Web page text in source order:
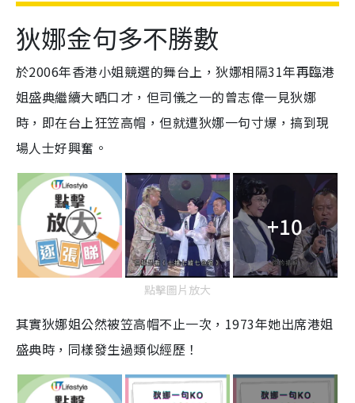
狄娜金句多不勝數
於2006年香港小姐競選的舞台上，狄娜相隔31年再臨港
姐盛典繼續大晒口才，但司儀之一的曾志偉一見狄娜
時，即在台上狂笠高帽，但就遭狄娜一句寸爆，搞到現
場人士好興奮。
+10
點擊圖片放大
其實狄娜姐公然被笠高帽不止一次，1973年她出席港姐
盛典時，同樣發生過類似經歷！